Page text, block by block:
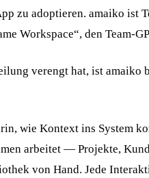
zu adoptieren. amaiko
Workspace“, den Team-
verengt hat, ist
wie Kontext ins System
arbeitet — Projekte,
von Hand. Jede